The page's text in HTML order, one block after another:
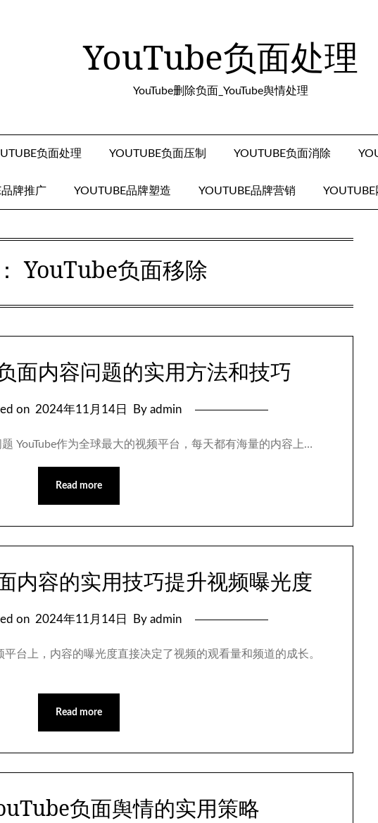
YouTube负面处理
YouTube删除负面_YouTube舆情处理
负面处理 YOUTUBE负面压制 YOUTUBE负面消除
牌推广 YOUTUBE品牌塑造 YOUTUBE品牌营销
YouTube负面移除
面内容问题的实用方法和技巧
on 2024年11月14日 By admin
YouTube作为全球最大的视频平台，每天都有海量的内容上…
Read more
内容的实用技巧提升视频曝光度
on 2024年11月14日 By admin
平台上，内容的曝光度直接决定了视频的观看量和频道的成长。
Read more
负面舆情的实用策略